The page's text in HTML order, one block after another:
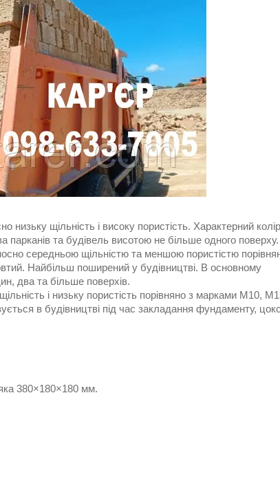
щільність і високу пористість. Характерний
парканів та будівель висотою не більше одного поверху.
середньою щільністю та меншою пористістю
Найбільш поширений у будівництві. В основному
два та більше поверхів.
і низьку пористість порівняно з марками М10,
в будівництві під час закладання фундаменту,
380×180×180 мм.